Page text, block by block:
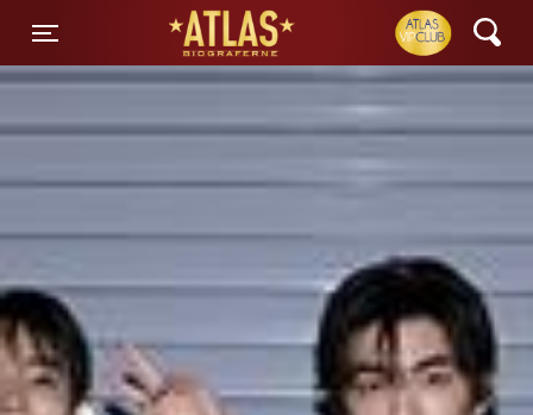
Toggle navigation
ATLAS Biograferne